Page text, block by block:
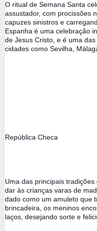
O ritual de Semana Santa
assustador, com procissões
capuzes sinistros e
Espanha é uma celebração
de Jesus Cristo, e é uma
cidades como Sevilha,
República Checa
Uma das principais
dar às crianças varas de
dado como um amuleto que
brincadeira, os meninos
laços, desejando sorte e